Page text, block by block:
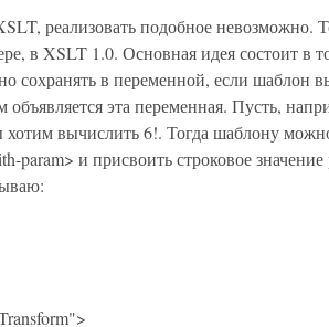
реализовать подобное невозможно.
в XSLT 1.0. Основная идея состоит в
сохранять в переменной, если шаблон
эта переменная. Пусть,
вычислить 6!. Тогда шаблону
и присвоить строковое значение